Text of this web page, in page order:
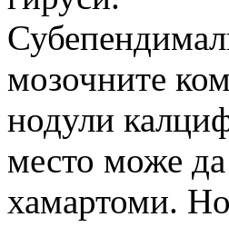
мозочните
нодули
место може да
хамартоми.